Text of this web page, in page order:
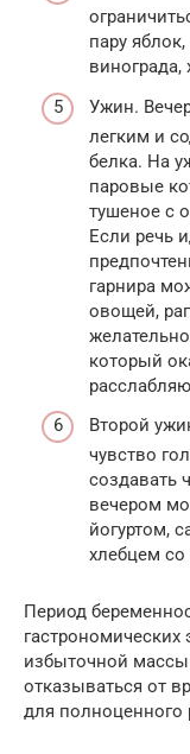
пару
винограда,
Ужин.
легким и
белка. На
паровые
тушеное с
Если речь
гарнира
овощей,
который
Второй
чувство
создавать
вечером
йогуртом,
хлебцем
Период
избыточной массы
отказываться от
для полноценного